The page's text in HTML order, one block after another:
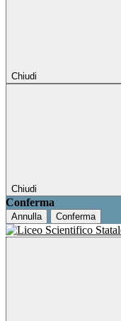
Chiudi
Chiudi
Conferma
Annulla Conferma